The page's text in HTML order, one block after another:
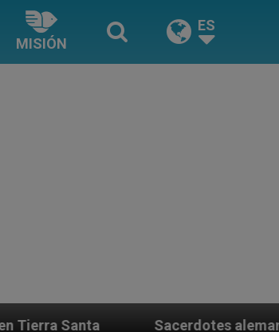
MISIÓN
ES
Sacerdotes alemanes fieles al Papa